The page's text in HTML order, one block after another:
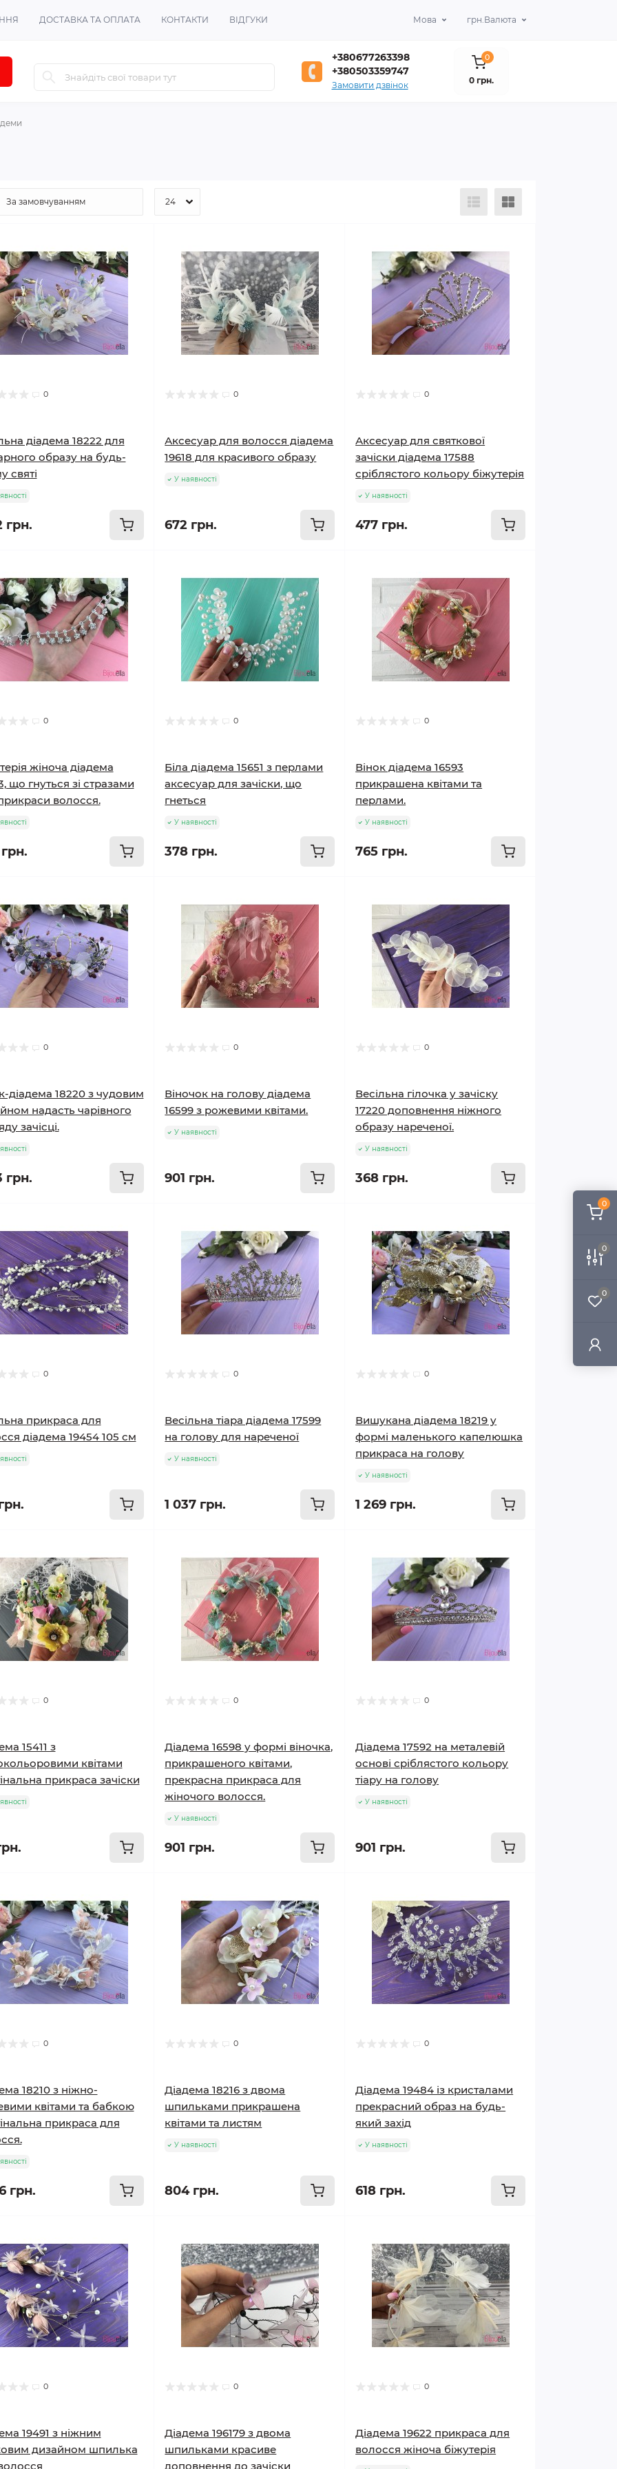
0
0
0
ДОСТАВКА ТА ОПЛАТА КОНТАКТИ ВІДГУКИ Мова грн.Валюта
+380677263398
+380503359747
Замовити дзвінок
0
0 грн.
0
діадема 18222 для
образу на будь-
святі
грн.
0
Аксесуар для волосся діадема
19618 для красивого образу
У наявності
672 грн.
0
Аксесуар для святкової
зачіски діадема 17588
сріблястого кольору біжутерія
У наявності
477 грн.
0
жіноча діадема
що гнуться зі стразами
волосся.
0
Біла діадема 15651 з перлами
аксесуар для зачіски, що
гнеться
У наявності
378 грн.
0
Вінок діадема 16593
прикрашена квітами та
перлами.
У наявності
765 грн.
0
діадема 18220 з чудовим
надасть чарівного
зачісці.
грн.
0
Віночок на голову діадема
16599 з рожевими квітами.
У наявності
901 грн.
0
Весільна гілочка у зачіску
17220 доповнення ніжного
образу нареченої.
У наявності
368 грн.
0
прикраса для
діадема 19454 105 см
0
Весільна тіара діадема 17599
на голову для нареченої
У наявності
1 037 грн.
0
Вишукана діадема 18219 у
формі маленького капелюшка
прикраса на голову
У наявності
1 269 грн.
0
15411 з
квітами
прикраса зачіски
0
Діадема 16598 у формі віночка,
прикрашеного квітами,
прекрасна прикраса для
жіночого волосся.
У наявності
901 грн.
0
Діадема 17592 на металевій
основі сріблястого кольору
тіару на голову
У наявності
901 грн.
0
18210 з ніжно-
квітами та бабкою
прикраса для
грн.
0
Діадема 18216 з двома
шпильками прикрашена
квітами та листям
У наявності
804 грн.
0
Діадема 19484 із кристалами
прекрасний образ на будь-
який захід
У наявності
618 грн.
0
19491 з ніжним
дизайном шпилька
0
Діадема 196179 з двома
шпильками красиве
доповнення до зачіски
0
Діадема 19622 прикраса для
волосся жіноча біжутерія